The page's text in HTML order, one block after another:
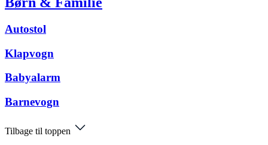
Autostol
Klapvogn
Babyalarm
Barnevogn
Tilbage til toppen